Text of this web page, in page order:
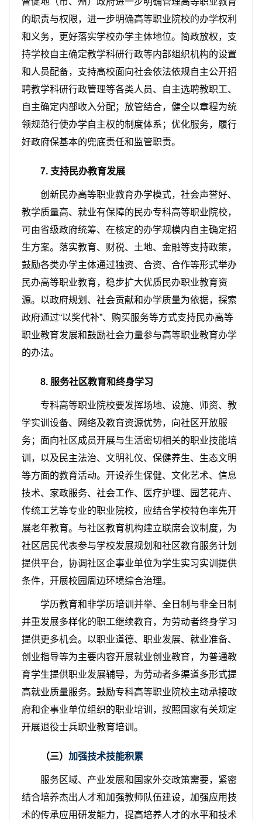
的职责与权限，进一步明确高等职业院校的办学权利
和义务，更好落实学校办学主体地位。简政放权，支
持学校自主确定教学科研行政等内部组织机构的设置
和人员配备，支持高校面向社会依法依规自主公开招
聘教学科研行政管理等各类人员、自主选聘教职工、
自主确定内部收入分配；放管结合，健全以章程为统
领规范行使办学自主权的制度体系；优化服务，履行
好政府保基本的兜底责任和监管职责。
7.支持民办教育发展
创新民办高等职业教育办学模式，社会声誉好、
教学质量高、就业有保障的民办专科高等职业院校，
可由省级政府统筹、在核定的办学规模内自主确定招
生方案。落实教育、财税、土地、金融等支持政策，
鼓励各类办学主体通过独资、合资、合作等形式举办
民办高等职业教育，稳步扩大优质民办职业教育资
源。以政府规划、社会贡献和办学质量为依据，探索
政府通过“以奖代补”、购买服务等方式支持民办高等
职业教育发展和鼓励社会力量参与高等职业教育办学
的办法。
8.服务社区教育和终身学习
专科高等职业院校要发挥场地、设施、师资、教
学实训设备、网络及教育资源优势，向社区开放服
务；面向社区成员开展与生活密切相关的职业技能培
训，以及民主法治、文明礼仪、保健养生、生态文明
等方面的教育活动。开设养生保健、文化艺术、信息
技术、家政服务、社会工作、医疗护理、园艺花卉、
传统工艺等专业的职业院校，应结合学校特色率先开
展老年教育。与社区教育机构建立联席会议制度，为
社区居民代表参与学校发展规划和社区教育服务计划
提供平台，协调社区企事业单位为学生实习实训提供
条件，开展校园周边环境综合治理。
学历教育和非学历培训并举、全日制与非全日制
并重发展多样化的职工继续教育，为劳动者终身学习
提供更多机会。以职业道德、职业发展、就业准备、
创业指导等为主要内容开展就业创业教育，为普通教
育学生提供职业发展辅导，为劳动者多渠道多形式提
高就业质量服务。鼓励专科高等职业院校主动承接政
府和企事业单位组织的职业培训，按照国家有关规定
开展退役士兵职业教育培训。
（三） 加强技术技能积累
服务区域、产业发展和国家外交政策需要，紧密
结合培养杰出人才和加强教师队伍建设，加强应用技
术的传承应用研发能力，提高培养人才的水平和技术